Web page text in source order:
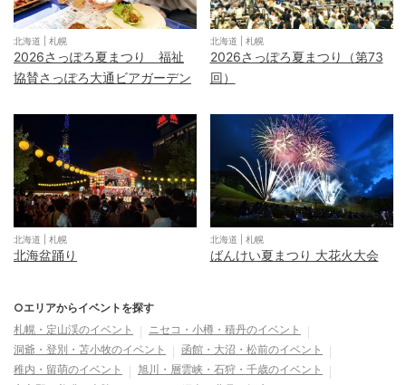
北海道 札幌
2026さっぽろ夏まつり 福祉
協賛さっぽろ大通ビアガーデン
北海道 札幌
2026さっぽろ夏まつり（第73
回）
北海道 札幌
北海盆踊り
北海道 札幌
ばんけい夏まつり 大花火大会
○エリアからイベントを探す
札幌・定山渓のイベント ニセコ・小樽・積丹のイベント
洞爺・登別・苫小牧のイベント 函館・大沼・松前のイベント
稚内・留萌のイベント 旭川・層雲峡・石狩・千歳のイベント